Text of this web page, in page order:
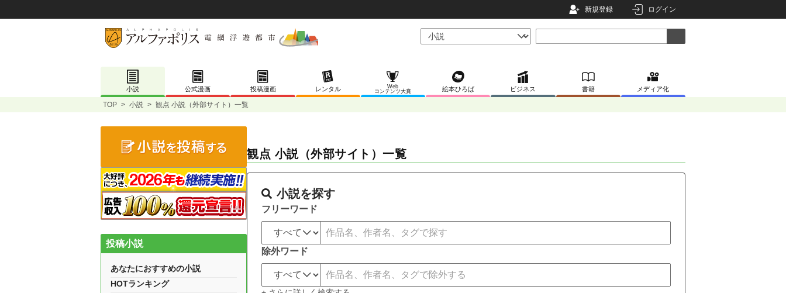
新規登録 ログイン
小説 公式漫画 投稿漫画 レンタル
Web
コンテンツ大賞
絵本ひろば ビジネス 書籍 メディア化
TOP > 小説 > 観点 小説（外部サイト）一覧
観点 小説（外部サイト）一覧
小説を探す
フリーワード
除外ワード
投稿小説
あなたにおすすめの小説
HOTランキング